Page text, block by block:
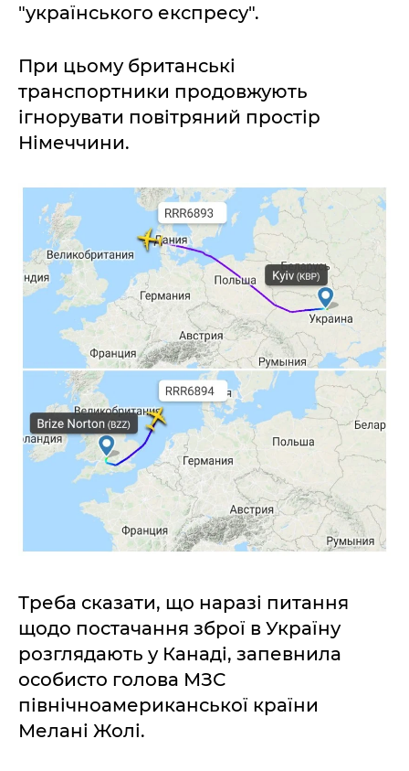
"українського експресу".
При цьому британські
транспортники продовжують
ігнорувати повітряний простір
Німеччини.
Треба сказати, що наразі питання
щодо постачання зброї в Україну
розглядають у Канаді, запевнила
особисто голова МЗС
північноамериканської країни
Мелані Жолі.